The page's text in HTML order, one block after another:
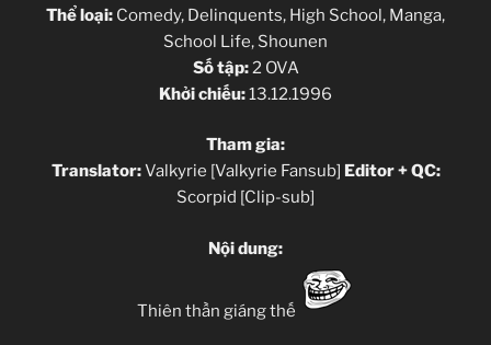
Thể loại: Comedy, Delinquents, High School, Manga,
School Life, Shounen
Số tập:2 OVA
Khởi chiếu:13.12.1996
Tham gia:
Translator:Valkyrie [Valkyrie Fansub] Editor + QC:
Scorpid [Clip-sub]
Nội dung:
Thiên thần giáng thế